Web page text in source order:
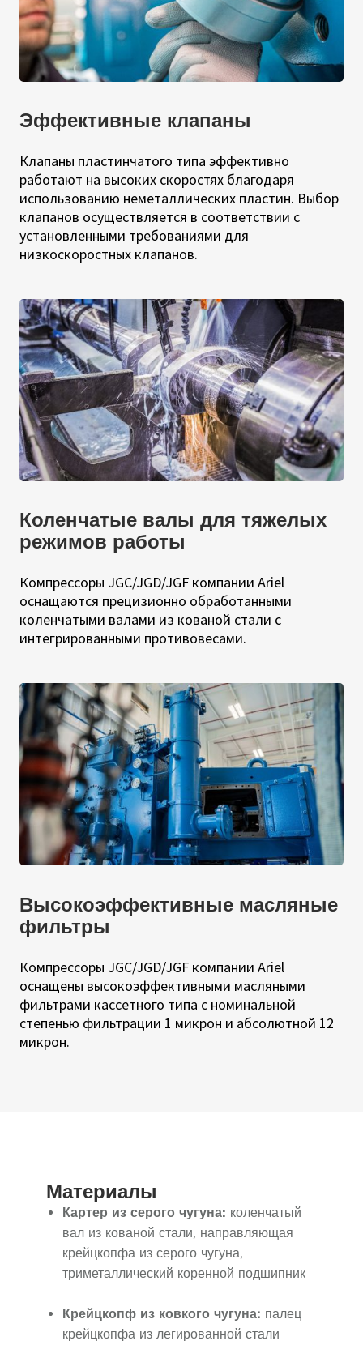
Эффективные клапаны
Клапаны пластинчатого типа эффективно
работают на высоких скоростях благодаря
использованию неметаллических пластин. Выбор
клапанов осуществляется в соответствии с
установленными требованиями для
низкоскоростных клапанов.
Коленчатые валы для тяжелых
режимов работы
Компрессоры JGC/JGD/JGF компании Ariel
оснащаются прецизионно обработанными
коленчатыми валами из кованой стали с
интегрированными противовесами.
Высокоэффективные масляные
фильтры
Компрессоры JGC/JGD/JGF компании Ariel
оснащены высокоэффективными масляными
фильтрами кассетного типа с номинальной
степенью фильтрации 1 микрон и абсолютной 12
микрон.
Материалы
Картер из серого чугуна: коленчатый
вал из кованой стали, направляющая
крейцкопфа из серого чугуна,
триметаллический коренной подшипник
Крейцкопф из ковкого чугуна: палец
крейцкопфа из легированной стали